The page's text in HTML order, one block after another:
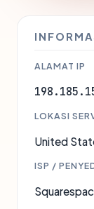
ALAMAT IP
LOKASI
United
ISP /